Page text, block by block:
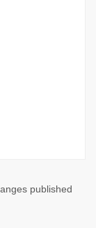
published